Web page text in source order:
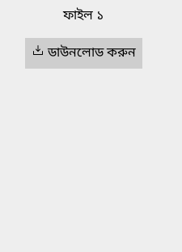
ফাইল ১
ডাউনলোড করুন